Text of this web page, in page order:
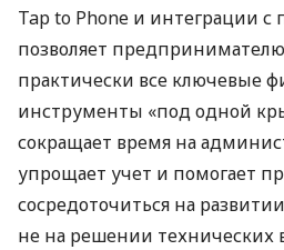
Tap to Phone и интеграции
позволяет
практически все ключевые
инструменты «под одной
сокращает время на
упрощает учет и помогает
сосредоточиться на
не на решении технических